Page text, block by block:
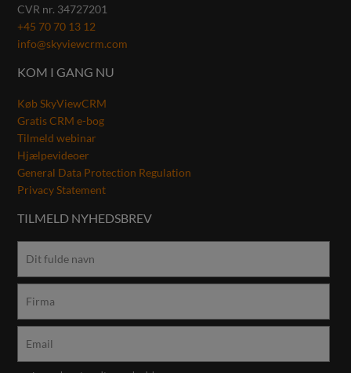
CVR nr. 34727201
+45 70 70 13 12
info@skyviewcrm.com
KOM I GANG NU
Køb SkyViewCRM
Gratis CRM e-bog
Tilmeld webinar
Hjælpevideoer
General Data Protection Regulation
Privacy Statement
TILMELD NYHEDSBREV